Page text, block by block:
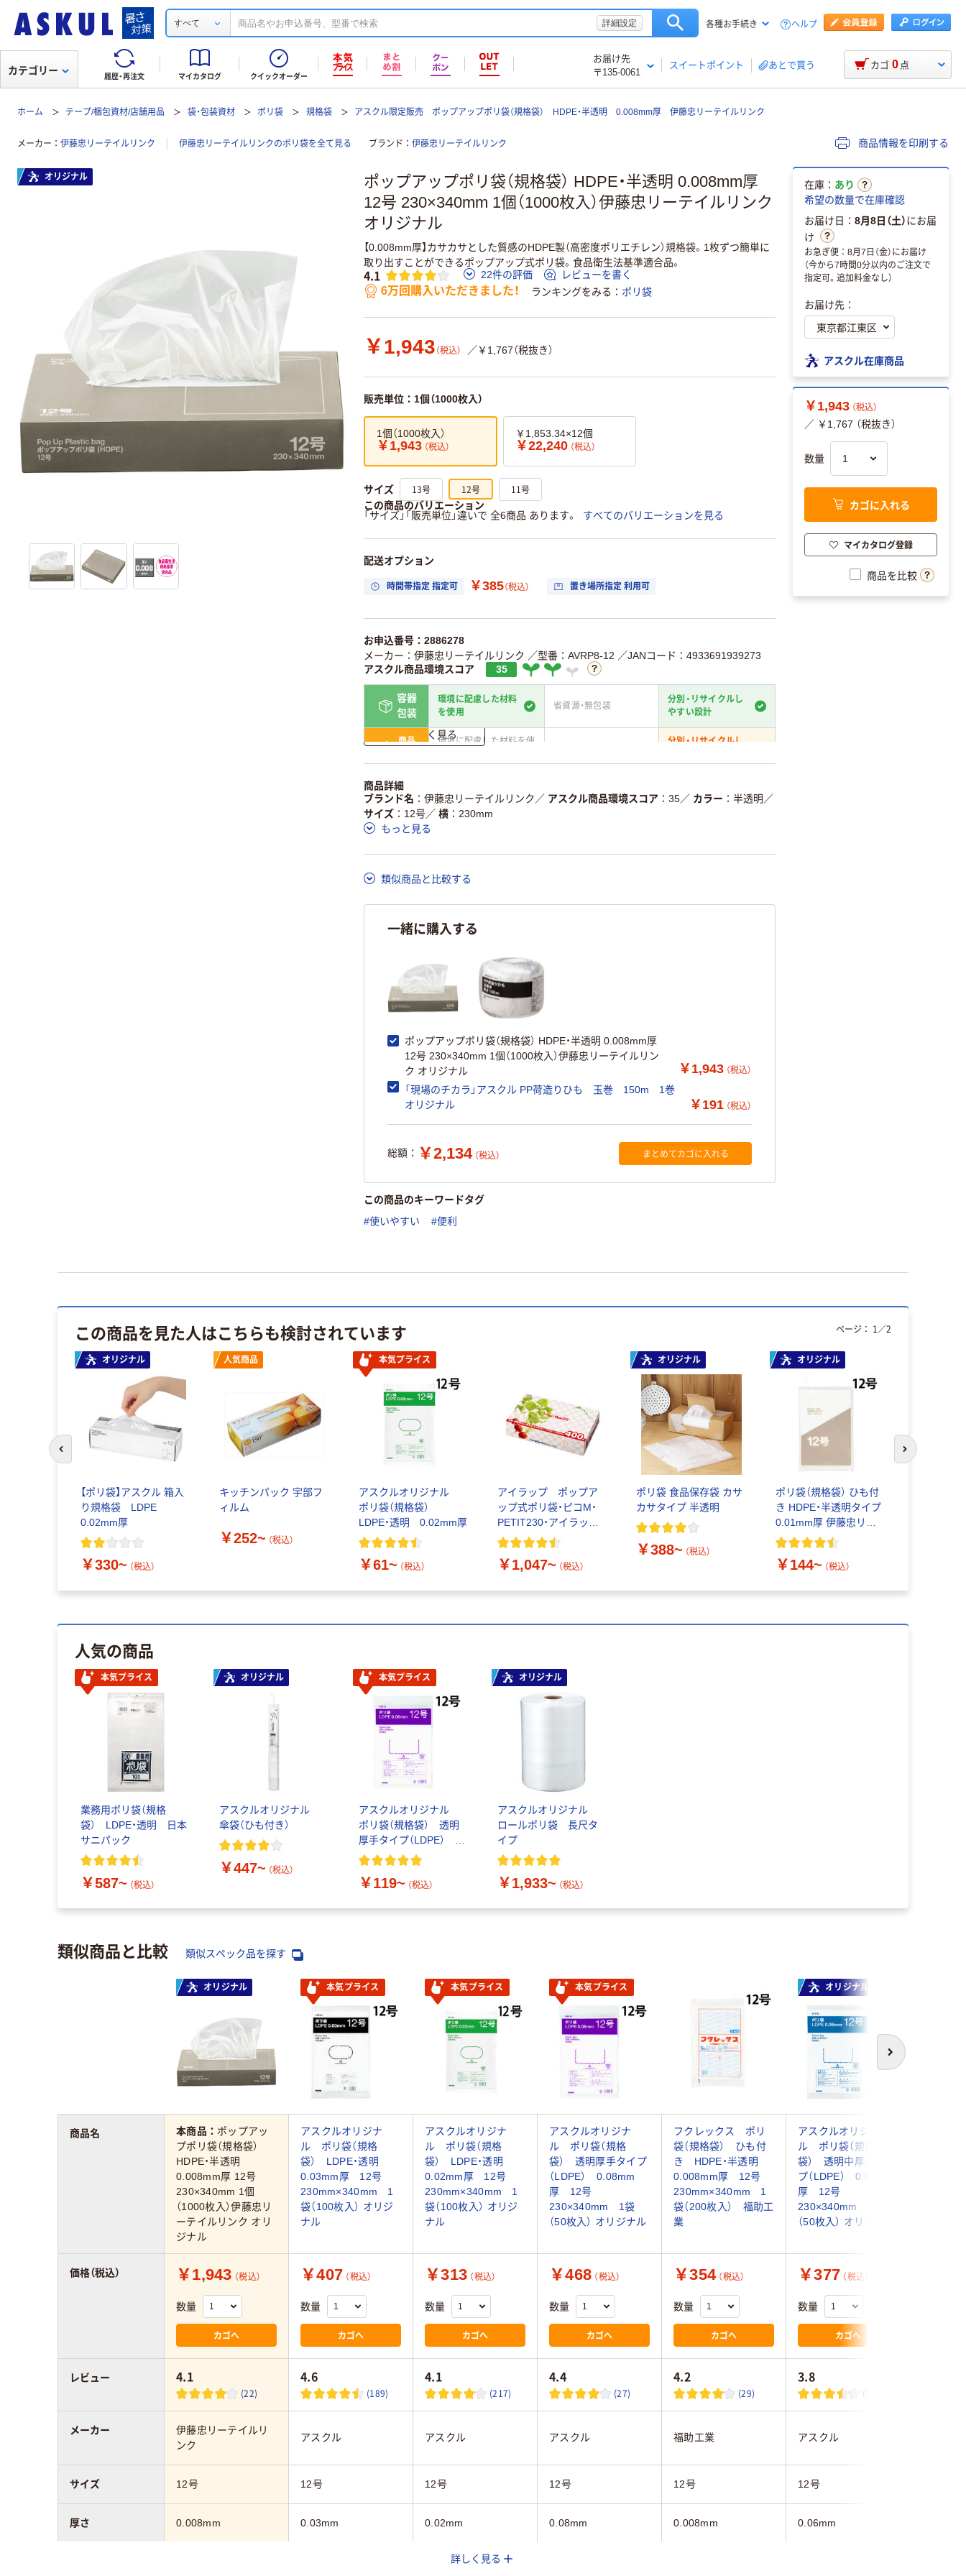
すべて 詳細設定 各種お手続き ヘルプ
履歴・再注文 マイカタログ クイックオーダー
お届け先
〒135-0061
スイートポイント あとで買う
カテゴリー カゴ 0 点
ホーム テープ/梱包資材/店舗用品 袋・包装資材 ポリ袋 規格袋 アスクル限定販売 ポップアップポリ袋（規格袋） HDPE・半透明 0.008mm厚 伊藤忠リーテイルリンク
メーカー 伊藤忠リーテイルリンク 伊藤忠リーテイルリンクのポリ袋を全て見る ブランド 伊藤忠リーテイルリンク 商品情報を印刷する
ポップアップポリ袋（規格袋） HDPE・半透明 0.008mm厚
12号 230×340mm 1個（1000枚入）伊藤忠リーテイルリンク
オリジナル
【0.008mm厚】カサカサとした質感のHDPE製（高密度ポリエチレン）規格袋。1枚ずつ簡単に
取り出すことができるポップアップ式ポリ袋。食品衛生法基準適合品。
4.1 22件の評価 レビューを書く
6万回購入いただきました！ ランキングをみる ポリ袋
￥1,943 （税込） ／￥1,767（税抜き）
販売単位：1個（1000枚入）
1個（1000枚入）
￥1,943 （税込）
￥1,853.34×12個
￥22,240 （税込）
サイズ 13号 12号 11号
この商品のバリエーション
「サイズ」「販売単位」違いで 全6商品 あります。
すべてのバリエーションを見る
配送オプション
時間帯指定 指定可 ￥385（税込） 置き場所指定 利用可
お申込番号：2886278
メーカー：伊藤忠リーテイルリンク ／型番：AVRP8-12 ／JANコード：4933691939273
アスクル商品環境スコア
35
容器
包装
環境に配慮した材料
を使用
省資源・無包装
分別・リサイクルし
やすい設計
商品
環境に配慮した材料を使
分別・リサイクルし
仕組
る
ている
削減
この商品の環境配慮ポイントです。詳しくはページ下部の商品詳細「
ア詳細／加点項目
詳しく見る
商品詳細
ブランド名
伊藤忠リーテイルリンク ／ アスクル商品環境スコア 35／ カラー 半透明 ／
サイズ
12号／ 横
230mm
もっと見る
類似商品と比較する
一緒に購入する
ポップアップポリ袋（規格袋） HDPE・半透明 0.008mm厚
12号 230×340mm 1個（1000枚入）伊藤忠リーテイルリン
ク オリジナル
￥1,943 （税込）
「現場のチカラ」アスクル PP荷造りひも 玉巻 150m 1巻
オリジナル
￥191 （税込）
総額： ￥2,134 （税込） まとめてカゴに入れる
この商品のキーワードタグ
#使いやすい #便利
オリジナル
在庫： あり
希望の数量で在庫確認
お届け日： 8月8日（土）にお届
け
お急ぎ便：8月7日（金）にお届け
（今から7時間0分以内のご注文で
指定可。追加料金なし）
お届け先：
アスクル在庫商品
￥1,943 （税込）
／ ￥1,767 （税抜き）
数量
カゴに入れる
マイカタログ登録
商品を比較
この商品を見た人はこちらも検討されています
オリジナル
【ポリ袋】アスクル 箱入
り規格袋 LDPE
0.02mm厚
￥330~ （税込）
人気商品
キッチンパック 宇部フ
ィルム
￥252~ （税込）
本気プライス
アスクルオリジナル
ポリ袋（規格袋）
LDPE・透明 0.02mm厚
￥61~ （税込）
アイラップ ポップア
ップ式ポリ袋・ピコM・
PETIT230・アイラップ
YOU／規格袋 HDPE
￥1,047~ （税込）
オリジナル
ポリ袋 食品保存袋 カサ
カサタイプ 半透明
￥388~ （税込）
オリジナル
ポリ袋（規格袋） ひも付
き HDPE・半透明タイプ
0.01mm厚 伊藤忠リー
テイルリンク
￥144~ （税込）
ページ： 1 ／2
前のスライドへ 次のスライド
人気の商品
本気プライス
業務用ポリ袋（規格
袋） LDPE・透明 日本
サニパック
￥587~ （税込）
オリジナル
アスクルオリジナル
傘袋（ひも付き）
￥447~ （税込）
本気プライス
アスクルオリジナル
ポリ袋（規格袋） 透明
厚手タイプ（LDPE）
0.08mm厚
￥119~ （税込）
オリジナル
アスクルオリジナル
ロールポリ袋 長尺タ
イプ
￥1,933~ （税込）
類似商品と比較 類似スペック品を探す
次へ
オリジナル 本気プライス 本気プライス 本気プライス オリジナル
本商品： ポップアッ
プポリ袋（規格袋）
HDPE・半透明
0.008mm厚 12号
230×340mm 1個
（1000枚入）伊藤忠リ
ーテイルリンク オリ
ジナル
アスクルオリジナ
ル ポリ袋（規格
袋） LDPE・透明
0.03mm厚 12号
230mm×340mm 1
袋（100枚入） オリジ
ナル
アスクルオリジナ
ル ポリ袋（規格
袋） LDPE・透明
0.02mm厚 12号
230mm×340mm 1
袋（100枚入） オリジ
ナル
アスクルオリジナ
ル ポリ袋（規格
袋） 透明厚手タイプ
（LDPE） 0.08mm
厚 12号
230×340mm 1袋
（50枚入） オリジナル
フクレックス ポリ
袋（規格袋） ひも付
き HDPE・半透明
0.008mm厚 12号
230mm×340mm 1
袋（200枚入） 福助工
業
アスクルオリジナ
ル ポリ袋（規格
袋） 透明中厚手タイ
プ（LDPE） 0.06mm
厚 12号
230×340mm 1袋
（50枚入） オリジナル
￥1,943 （税込）
数量
カゴへ
￥407 （税込）
数量
カゴへ
￥313 （税込）
数量
カゴへ
￥468 （税込）
数量
カゴへ
￥354 （税込）
数量
カゴへ
￥377 （税込）
数量
カゴへ
4.1
(22)
4.6
(189)
4.1
(217)
4.4
(27)
4.2
(29)
3.8
(17)
伊藤忠リーテイルリ
ンク
アスクル アスクル アスクル 福助工業 アスクル
12号 12号 12号 12号 12号 12号
0.008mm 0.03mm 0.02mm 0.08mm 0.008mm 0.06mm
LDPE（ツルツルタイ
商品名
価格（税込）
レビュー
メーカー
サイズ
厚さ
詳しく見る